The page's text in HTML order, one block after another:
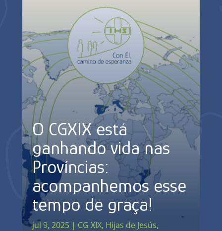
O CGXIX está
ganhando vida nas
Províncias:
acompanhemos esse
tempo de graça!
jul 9, 2025| CG XIX, Hijas de Jesús,